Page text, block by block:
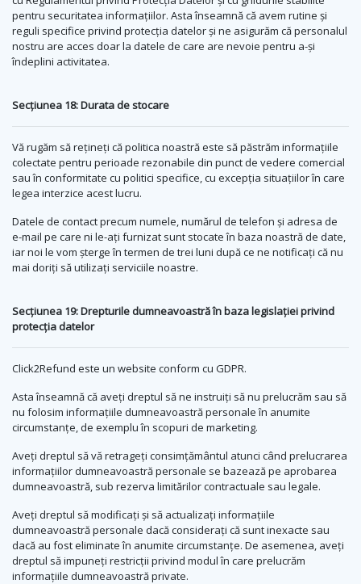
pentru securitatea informațiilor. Asta înseamnă că avem rutine și
reguli specifice privind protecția datelor și ne asigurăm că personalul
nostru are acces doar la datele de care are nevoie pentru a-și
îndeplini activitatea.
Secțiunea 18: Durata de stocare
Vă rugăm să rețineți că politica noastră este să păstrăm informațiile
colectate pentru perioade rezonabile din punct de vedere comercial
sau în conformitate cu politici specifice, cu excepția situațiilor în care
legea interzice acest lucru.
Datele de contact precum numele, numărul de telefon și adresa de
e-mail pe care ni le-ați furnizat sunt stocate în baza noastră de date,
iar noi le vom șterge în termen de trei luni după ce ne notificați că nu
mai doriți să utilizați serviciile noastre.
Secțiunea 19: Drepturile dumneavoastră în baza legislației privind
protecția datelor
Click2Refund este un website conform cu GDPR.
Asta înseamnă că aveți dreptul să ne instruiți să nu prelucrăm sau să
nu folosim informațiile dumneavoastră personale în anumite
circumstanțe, de exemplu în scopuri de marketing.
Aveți dreptul să vă retrageți consimțământul atunci când prelucrarea
informațiilor dumneavoastră personale se bazează pe aprobarea
dumneavoastră, sub rezerva limitărilor contractuale sau legale.
Aveți dreptul să modificați și să actualizați informațiile
dumneavoastră personale dacă considerați că sunt inexacte sau
dacă au fost eliminate în anumite circumstanțe. De asemenea, aveți
dreptul să impuneți restricții privind modul în care prelucrăm
informațiile dumneavoastră private.